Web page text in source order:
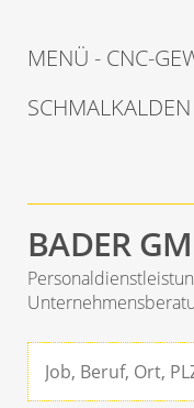
MENÜ - CNC-
SCHMALKALDEN
BADER